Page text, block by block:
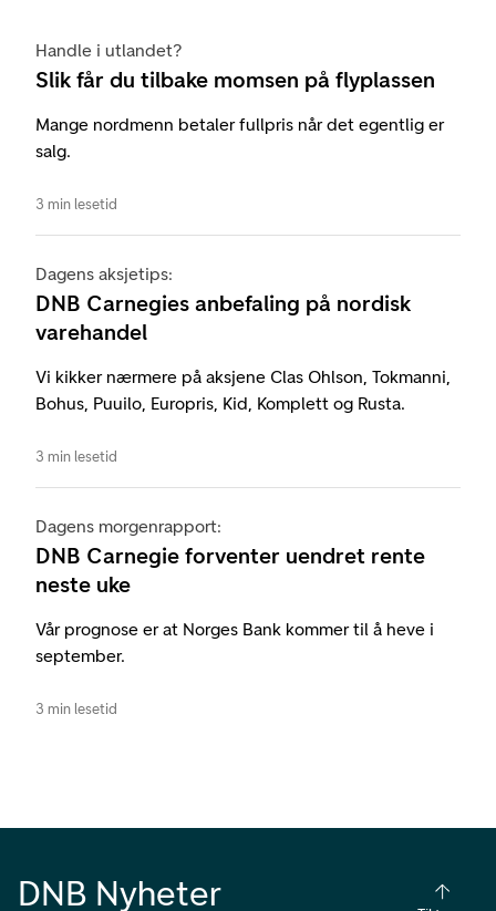
Handle i utlandet?
Slik får du tilbake momsen på flyplassen
Mange nordmenn betaler fullpris når det egentlig er
salg.
3 min lesetid
Dagens aksjetips:
DNB Carnegies anbefaling på nordisk
varehandel
Vi kikker nærmere på aksjene Clas Ohlson, Tokmanni,
Bohus, Puuilo, Europris, Kid, Komplett og Rusta.
3 min lesetid
Dagens morgenrapport:
DNB Carnegie forventer uendret rente
neste uke
Vår prognose er at Norges Bank kommer til å heve i
september.
3 min lesetid
DNB Nyheter